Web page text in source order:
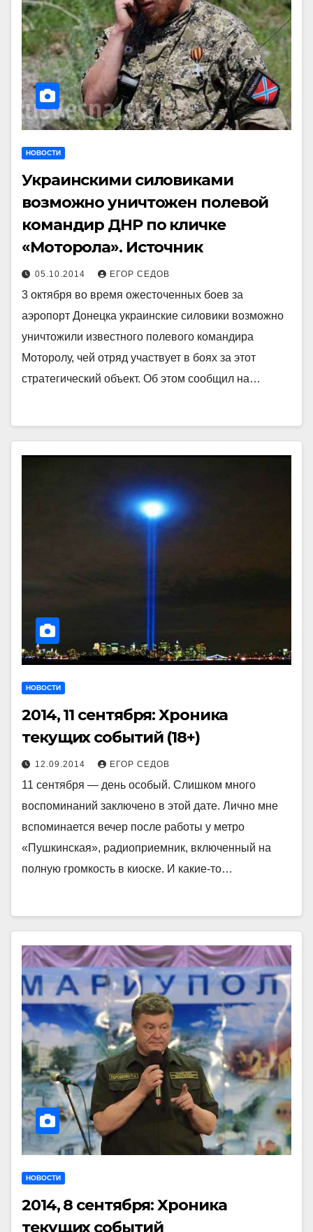
НОВОСТИ
Украинскими силовиками
возможно уничтожен полевой
командир ДНР по кличке
«Моторола». Источник
05.10.2014 ЕГОР СЕДОВ
3 октября во время ожесточенных боев за
аэропорт Донецка украинские силовики возможно
уничтожили известного полевого командира
Моторолу, чей отряд участвует в боях за этот
стратегический объект. Об этом сообщил на…
НОВОСТИ
2014, 11 сентября: Хроника
текущих событий (18+)
12.09.2014 ЕГОР СЕДОВ
11 сентября — день особый. Слишком много
воспоминаний заключено в этой дате. Лично мне
вспоминается вечер после работы у метро
«Пушкинская», радиоприемник, включенный на
полную громкость в киоске. И какие-то…
НОВОСТИ
2014, 8 сентября: Хроника
текущих событий